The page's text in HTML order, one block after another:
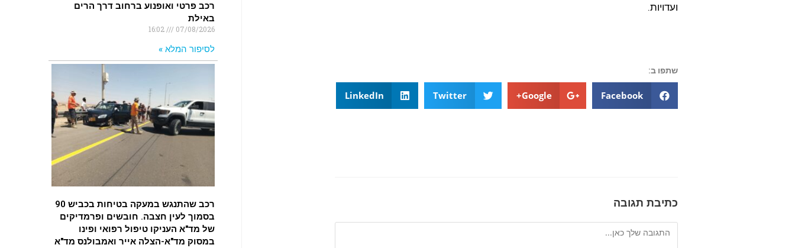
ועדויות.
שתפו ב:
Facebook
Google+
Twitter
LinkedIn
כתיבת תגובה
רכב פרטי ואופנוע ברחוב דרך הרים
באילת
07/08/2026
לסיפור המלא »
רכב שהתנגש במעקה בטיחות בכביש 90
בסמוך לעין חצבה. חובשים ופרמדיקים
של מד"א העניקו טיפול רפואי ופינו
במסוק מד"א-הצלה אייר ואמבולנס מד"א